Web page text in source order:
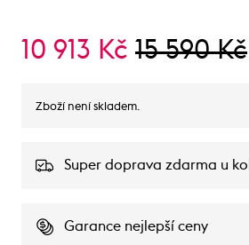
10 913 Kč 15 590 Kč
Zboží není skladem.
Super doprava zdarma u kol
Garance nejlepší ceny